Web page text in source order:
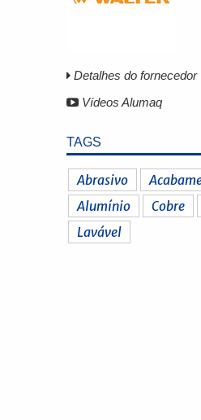
Detalhes do fornecedor
Vídeos Alumaq
TAGS
Abrasivo
Alumínio
Cobre
Lavável